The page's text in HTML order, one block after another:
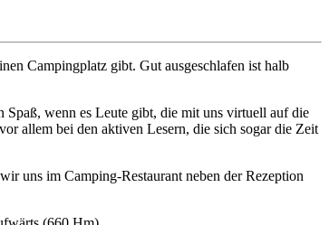
Campingplatz gibt. Gut ausgeschlafen ist halb
wenn es Leute gibt, die mit uns virtuell auf die
allem bei den aktiven Lesern, die sich sogar die Zeit
uns im Camping-Restaurant neben der Rezeption